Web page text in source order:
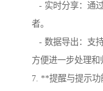
- 实时分享：通
者。
- 数据导出：支持
方便进一步处理和
7. **提醒与提示功